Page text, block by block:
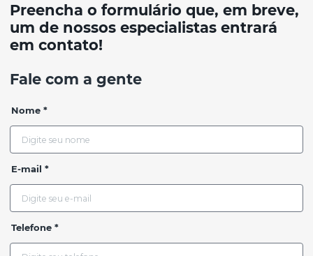
Preencha o formulário que, em breve,
um de nossos especialistas entrará
em contato!
Fale com a gente
Nome *
E-mail *
Telefone *